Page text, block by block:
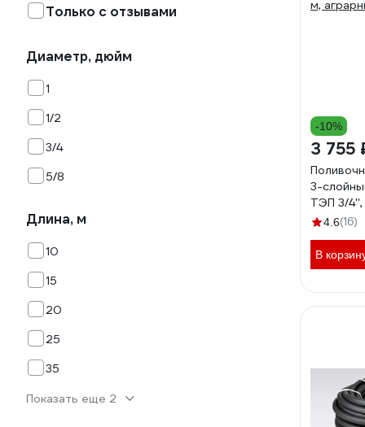
Только с отзывами
Диаметр, дюйм
1
1/2
3/4
5/8
Длина, м
10
15
20
25
35
Показать еще 2
-10%
3 755
3-
ТЭП 3/4'',
67113
4.6(16)
В